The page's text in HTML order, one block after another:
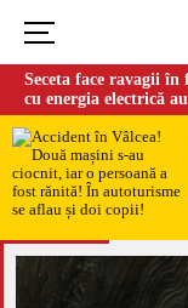
Seceta face ravagii
cu energia electrică
cauza temperaturilor